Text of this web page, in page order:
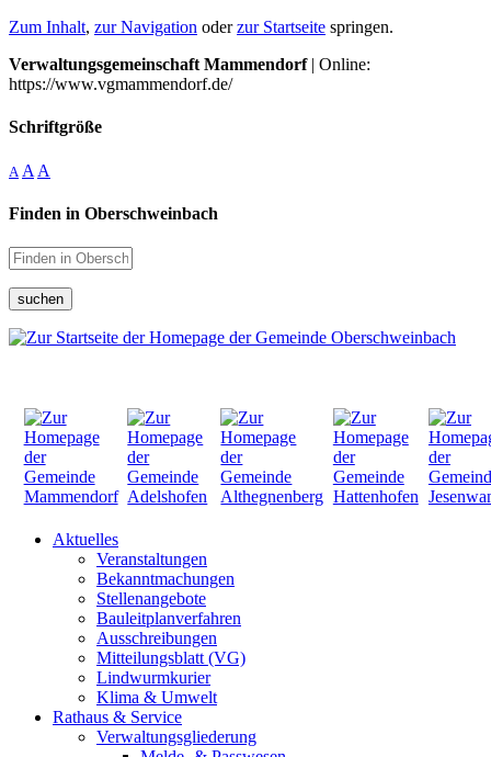
Zum Inhalt, zur Navigation oderzur Startseite springen.
Verwaltungsgemeinschaft Mammendorf| Online:
https://www.vgmammendorf.de/
Schriftgröße
A A A
Finden in Oberschweinbach
suchen
Aktuelles
Veranstaltungen
Bekanntmachungen
Stellenangebote
Bauleitplanverfahren
Ausschreibungen
Mitteilungsblatt (VG)
Lindwurmkurier
Klima & Umwelt
Rathaus & Service
Verwaltungsgliederung